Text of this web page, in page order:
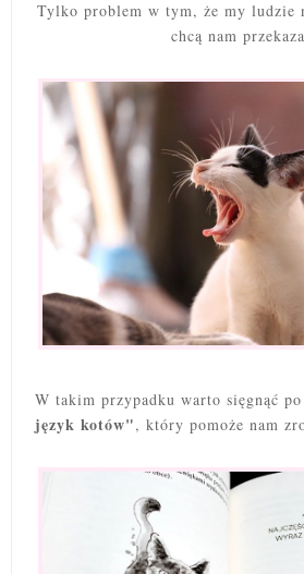
Tylko problem w tym, że my ludzie
chcą nam
W takim przypadku warto sięgnąć
język kotów", który pomoże nam